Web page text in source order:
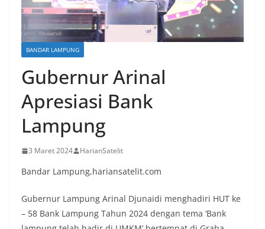
BANDAR LAMPUNG
Gubernur Arinal
Apresiasi Bank
Lampung
3 Maret 2024 HarianSatelit
Bandar Lampung,hariansatelit.com
Gubernur Lampung Arinal Djunaidi menghadiri HUT ke
– 58 Bank Lampung Tahun 2024 dengan tema ‘Bank